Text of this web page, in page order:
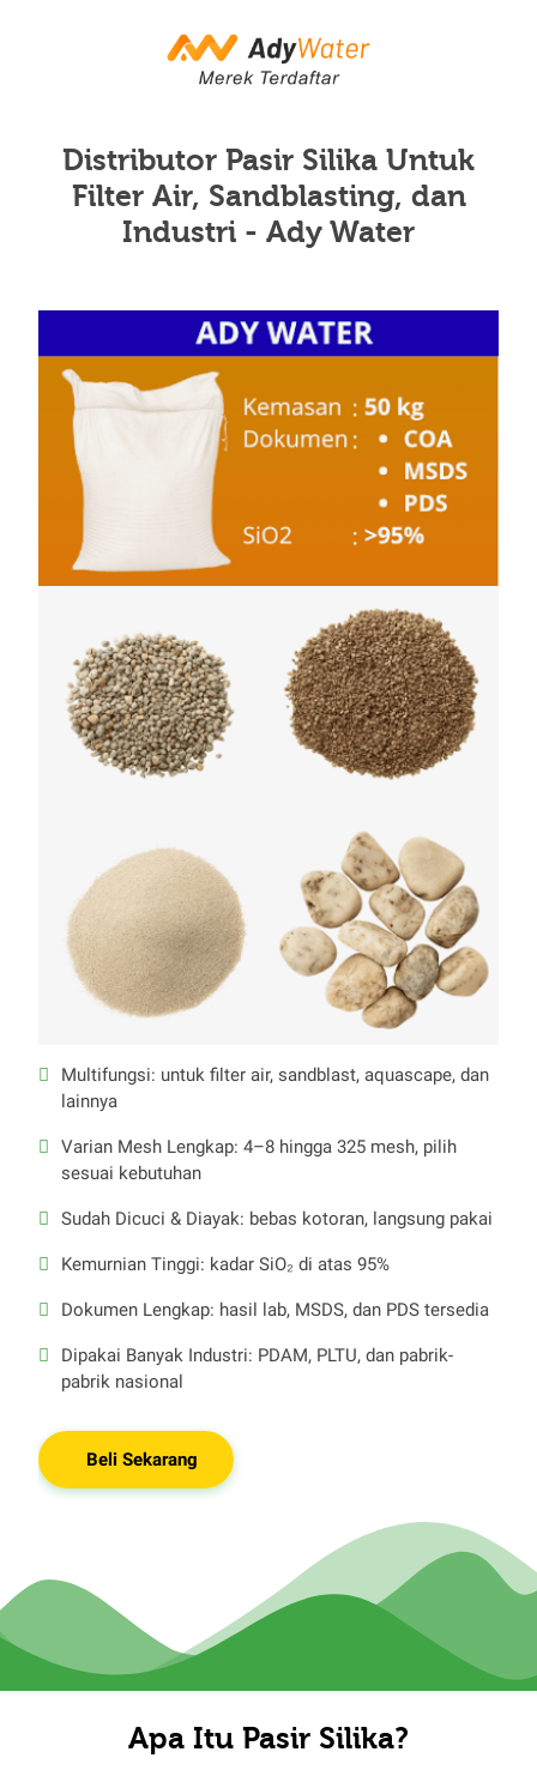
Distributor Pasir Silika Untuk
Filter Air, Sandblasting, dan
Industri - Ady Water
Multifungsi: untuk filter air, sandblast, aquascape, dan
lainnya
Varian Mesh Lengkap: 4–8 hingga 325 mesh, pilih
sesuai kebutuhan
Sudah Dicuci & Diayak: bebas kotoran, langsung pakai
Kemurnian Tinggi: kadar SiO₂ di atas 95%
Dokumen Lengkap: hasil lab, MSDS, dan PDS tersedia
Dipakai Banyak Industri: PDAM, PLTU, dan pabrik-
pabrik nasional
Beli Sekarang
Apa Itu Pasir Silika?